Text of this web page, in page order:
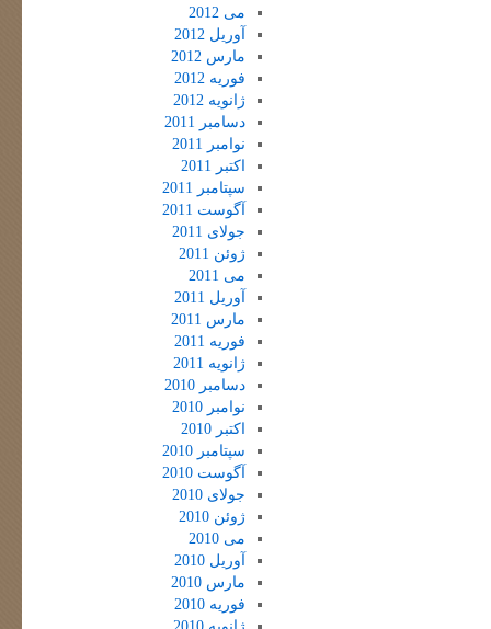
می 2012
آوریل 2012
مارس 2012
فوریه 2012
ژانویه 2012
دسامبر 2011
نوامبر 2011
اکتبر 2011
سپتامبر 2011
آگوست 2011
جولای 2011
ژوئن 2011
می 2011
آوریل 2011
مارس 2011
فوریه 2011
ژانویه 2011
دسامبر 2010
نوامبر 2010
اکتبر 2010
سپتامبر 2010
آگوست 2010
جولای 2010
ژوئن 2010
می 2010
آوریل 2010
مارس 2010
فوریه 2010